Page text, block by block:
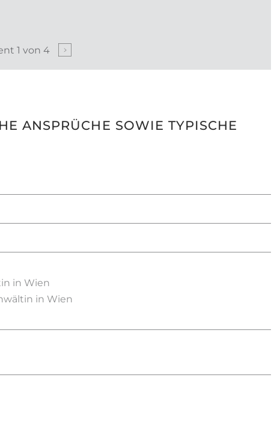
1 von 4
ANSPRÜCHE SOWIE TYPISCHE
in Wien
in Wien